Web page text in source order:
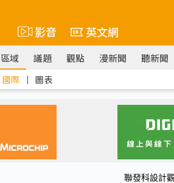
影音 英文網
區域 議題 觀點 漫新聞 聽新聞
國際 ｜ 圖表
聯發科設計